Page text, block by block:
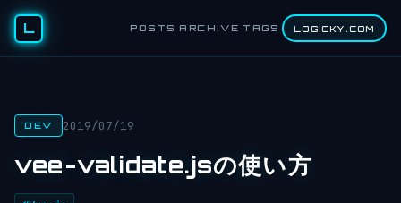
L POSTS ARCHIVE TAGS LOGICKY.COM
DEV 2019/07/19
vee-validate.jsの使い方